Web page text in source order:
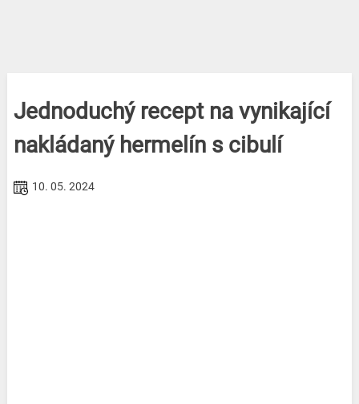
Jednoduchý recept na vynikající
nakládaný hermelín s cibulí
10. 05. 2024